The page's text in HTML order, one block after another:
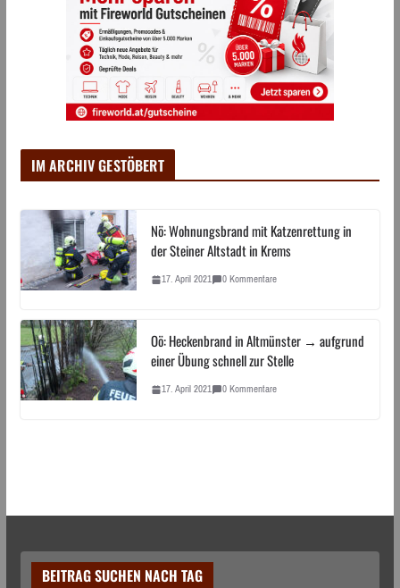
IM ARCHIV GESTÖBERT
Nö: Wohnungsbrand mit Katzenrettung in
der Steiner Altstadt in Krems
17. April 2021 0 Kommentare
Oö: Heckenbrand in Altmünster → aufgrund
einer Übung schnell zur Stelle
17. April 2021 0 Kommentare
BEITRAG SUCHEN NACH TAG